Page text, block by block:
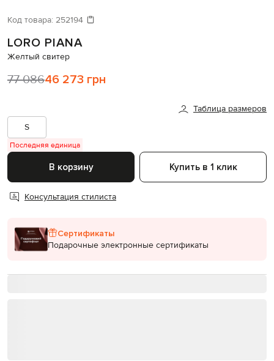
Код товара: 252194
LORO PIANA
Желтый свитер
77 08646 273 грн
Таблица размеров
S
Последняя единица
В корзину Купить в 1 клик
Консультация стилиста
Сертификаты
Подарочные электронные сертификаты